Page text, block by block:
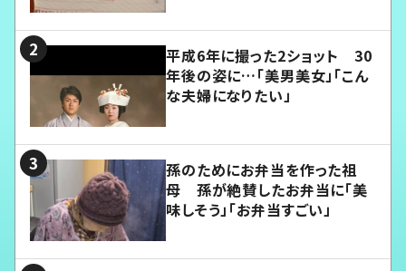
平成6年に撮った2ショット 30
年後の姿に…「美男美女」「こん
な夫婦になりたい」
孫のためにお弁当を作った祖
母 孫が絶賛したお弁当に「美
味しそう」「お弁当すごい」